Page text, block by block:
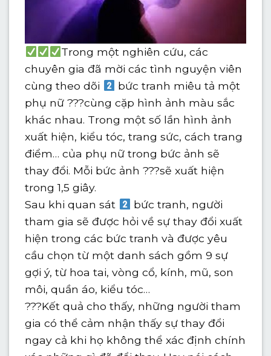
Trong một nghiên cứu, các
chuyên gia đã mời các tình nguyện viên
cùng theo dõi
bức tranh miêu tả một
phụ nữ ??‍?cùng cặp hình ảnh màu sắc
khác nhau. Trong một số lần hình ảnh
xuất hiện, kiểu tóc, trang sức, cách trang
điểm… của phụ nữ trong bức ảnh sẽ
thay đổi. Mỗi bức ảnh ???sẽ xuất hiện
trong 1,5 giây.
Sau khi quan sát
bức tranh, người
tham gia sẽ được hỏi về sự thay đổi xuất
hiện trong các bức tranh và được yêu
cầu chọn từ một danh sách gồm 9 sự
gợi ý, từ hoa tai, vòng cổ, kính, mũ, son
môi, quần áo, kiểu tóc…
???Kết quả cho thấy, những người tham
gia có thể cảm nhận thấy sự thay đổi
ngay cả khi họ không thể xác định chính